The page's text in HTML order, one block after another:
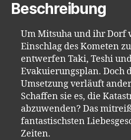
Beschreibung
Um Mitsuha und ihr Dorf
Einschlag des Kometen
entwerfen Taki, Teshi
Evakuierungsplan. Doch
Umsetzung verläuft
Schaffen sie es, die
abzuwenden? Das
fantastischsten
Zeiten.